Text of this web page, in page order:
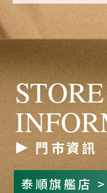
泰順旗艦店 >
STORE
門市資訊